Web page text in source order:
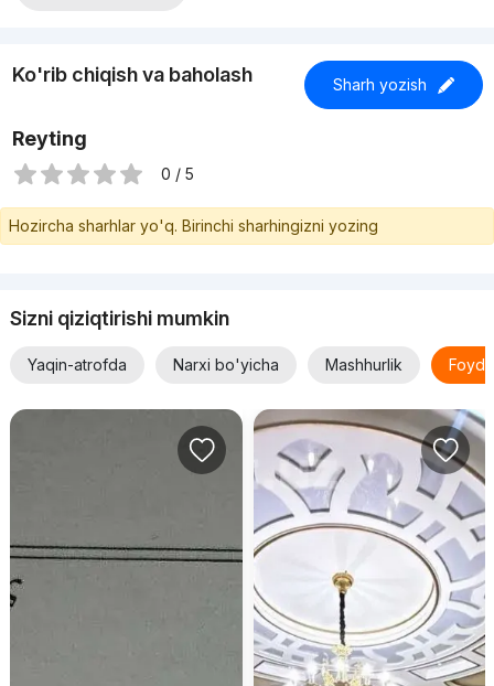
Ko'rib chiqish va baholash Sharh yozish
Reyting
0 / 5
Hozircha sharhlar yo'q. Birinchi sharhingizni yozing
Sizni qiziqtirishi mumkin
Yaqin-atrofda Narxi bo'yicha Mashhurlik